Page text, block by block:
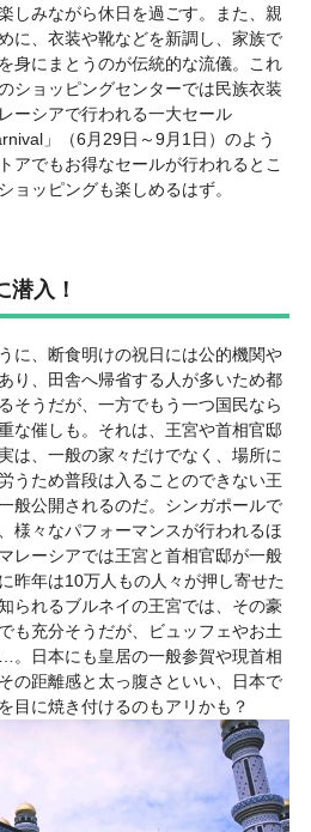
しみながら休日を過ごす。また、親
に、衣装や靴などを新調し、家族で
身にまとうのが伝統的な流儀。これ
ショッピングセンターでは民族衣装
ーシアで行われる一大セール
」（6月29日～9月1日）のよう
アでもお得なセールが行われるとこ
ョッピングも楽しめるはず。
潜入！
に、断食明けの祝日には公的機関や
り、田舎へ帰省する人が多いため都
そうだが、一方でもう一つ国民なら
な催しも。それは、王宮や首相官邸
、一般の家々だけでなく、場所に
うため普段は入ることのできない王
般公開されるのだ。シンガポールで
様々なパフォーマンスが行われるほ
レーシアでは王宮と首相官邸が一般
昨年は10万人もの人々が押し寄せた
られるブルネイの王宮では、その豪
も充分そうだが、ビュッフェやお土
。日本にも皇居の一般参賀や現首相
の距離感と太っ腹さといい、日本で
目に焼き付けるのもアリかも？